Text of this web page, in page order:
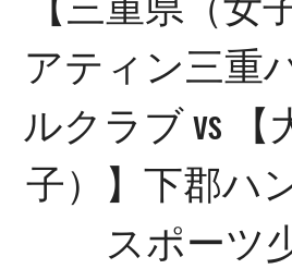
アティン三重
ルクラブ vs 【
子）】下郡ハ
スポーツ